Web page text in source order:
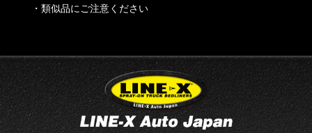
・ 類似品にご注意ください